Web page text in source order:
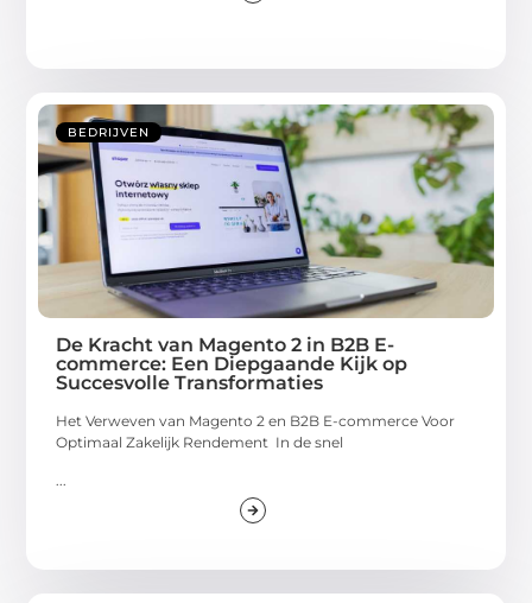
BEDRIJVEN
De Kracht van Magento 2 in B2B E-
commerce: Een Diepgaande Kijk op
Succesvolle Transformaties
Het Verweven van Magento 2 en B2B E-commerce Voor
Optimaal Zakelijk Rendement In de snel
...